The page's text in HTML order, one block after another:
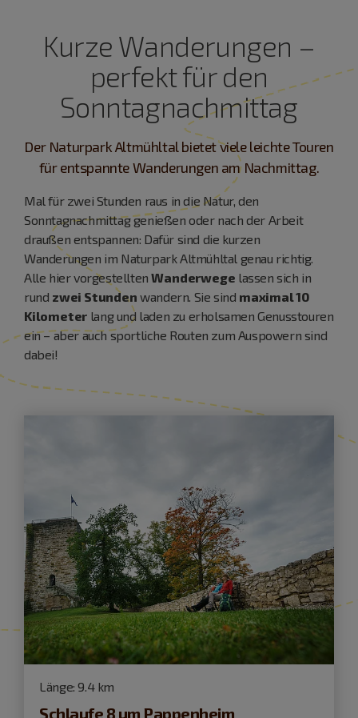
Kurze Wanderungen –
perfekt für den
Sonntagnachmittag
Der Naturpark Altmühltal bietet viele leichte Touren
für entspannte Wanderungen am Nachmittag.
Mal für zwei Stunden raus in die Natur, den
Sonntagnachmittag genießen oder nach der Arbeit
draußen entspannen: Dafür sind die kurzen
Wanderungen im Naturpark Altmühltal genau richtig.
Alle hier vorgestelltenWanderwege lassen sich in
rund zwei Stunden wandern. Sie sind maximal 10
Kilometer lang und laden zu erholsamen Genusstouren
ein – aber auch sportliche Routen zum Auspowern sind
dabei!
Länge: 9.4 km
Schlaufe 8 um Pappenheim